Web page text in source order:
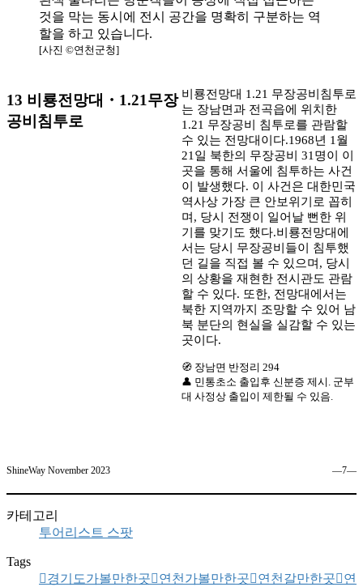
[사진 ©연천군청]
13 비룡전망대・1.21무장
공비침투로
비룡전망대 1.21 무장공비침투로
는 장남면과 전곡읍에 위치한
1.21 무장공비 침투로를 관람할
수 있는 전망대이다.1968년 1월
21일 북한의 무장공비 31명이 이
곳을 통해 서울에 침투하는 사건
이 발생했다. 이 사건은 대한민국
역사상 가장 큰 안보위기로 꼽히
며, 당시 전쟁이 일어날 뻔한 위
기를 맞기도 했다.비룡전망대에
서는 당시 무장공비들이 침투했
던 길을 직접 볼 수 있으며, 당시
의 상황을 재현한 전시관도 관람
할 수 있다. 또한, 전망대에서는
북한 지역까지 조망할 수 있어 남
북 분단의 현실을 실감할 수 있는
곳이다.
🧭 장남면 반정리 294
👤 민통초소 출입후 신분증 제시. 군부
대 사정상 출입이 제한될 수 있음.
ShineWay November 2023 ―7―
카테고리
투어리스트 스팟
Tags
경기도가볼만한곳
연천가볼만한곳 연천갈만한곳
연